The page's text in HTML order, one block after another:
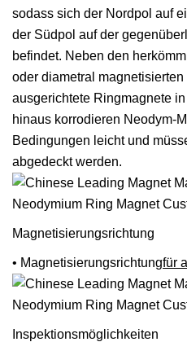
sodass sich der Nordpol auf
der Südpol auf der
befindet. Neben den
oder diametral
ausgerichtete Ringmagnete
hinaus korrodieren Neodym-
Bedingungen leicht und
abgedeckt werden.
Magnetisierungsrichtung
• Magnetisierungsrichtungfür
Inspektionsmöglichkeiten